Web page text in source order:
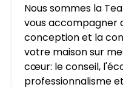
Nous sommes la
vous accompagner
conception et la
votre maison sur
cœur: le conseil,
professionnalisme